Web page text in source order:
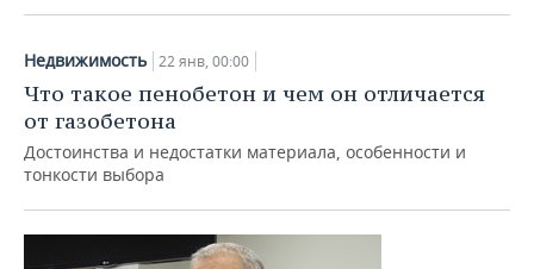
Недвижимость 22 янв, 00:00
Что такое пенобетон и чем он отличается
от газобетона
Достоинства и недостатки материала, особенности и
тонкости выбора